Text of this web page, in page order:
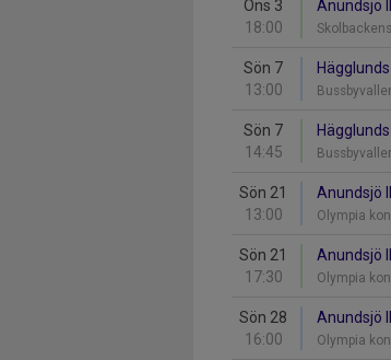
Ons 3
18:00
Anundsjö
Sön 7
13:00
Sön 7
14:45
Sön 21
13:00
Anundsjö
Olympia
Sön 21
17:30
Anundsjö
Olympia
Sön 28
16:00
Anundsjö
Olympia